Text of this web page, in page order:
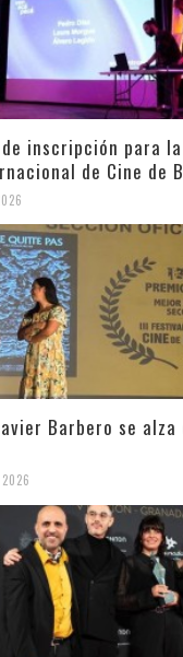
inscripción para
de Cine de
Barbero se alza